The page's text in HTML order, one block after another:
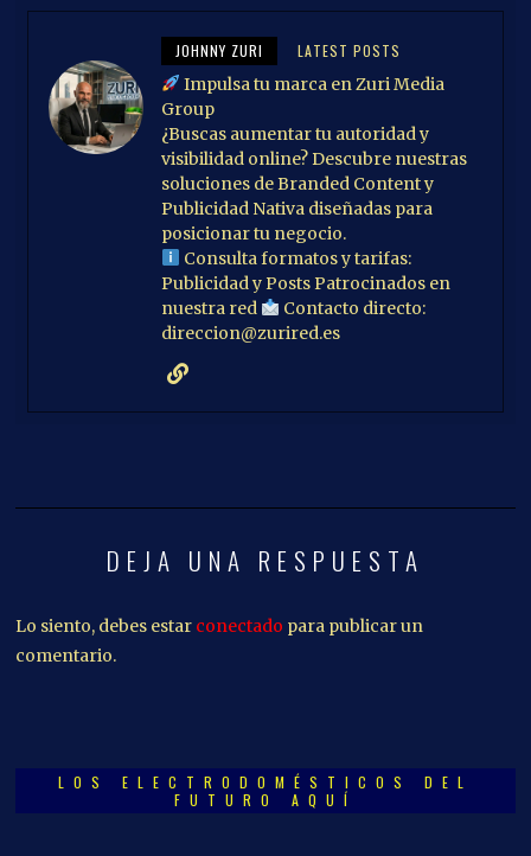
JOHNNY ZURI LATEST POSTS
Impulsa tu marca en Zuri Media
Group
¿Buscas aumentar tu autoridad y
visibilidad online? Descubre nuestras
soluciones de Branded Content y
Publicidad Nativa diseñadas para
posicionar tu negocio.
Consulta formatos y tarifas:
Publicidad y Posts Patrocinados en
nuestra red
Contacto directo:
direccion@zurired.es
DEJA UNA RESPUESTA
Lo siento, debes estar conectado para publicar un
comentario.
LOS ELECTRODOMÉSTICOS DEL
FUTURO AQUÍ